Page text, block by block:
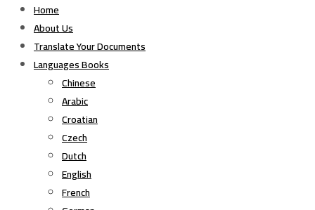
Home
About Us
Translate Your Documents
Languages Books
Chinese
Arabic
Croatian
Czech
Dutch
English
French